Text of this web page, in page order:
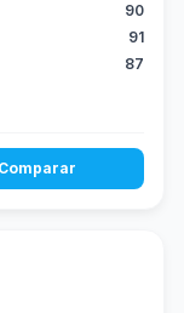
90
91
87
Comparar